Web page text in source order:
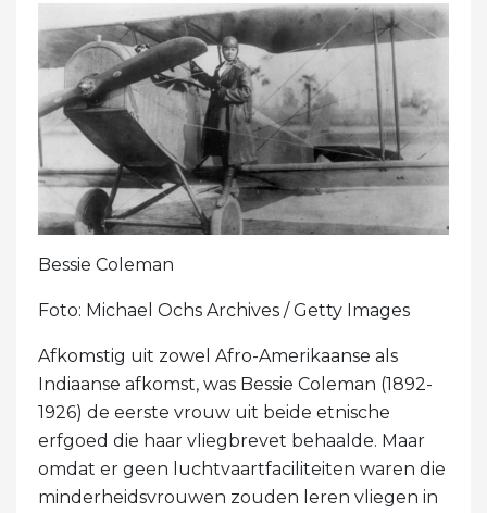
Bessie Coleman
Foto: Michael Ochs Archives / Getty Images
Afkomstig uit zowel Afro-Amerikaanse als
Indiaanse afkomst, was Bessie Coleman (1892-
1926) de eerste vrouw uit beide etnische
erfgoed die haar vliegbrevet behaalde. Maar
omdat er geen luchtvaartfaciliteiten waren die
minderheidsvrouwen zouden leren vliegen in